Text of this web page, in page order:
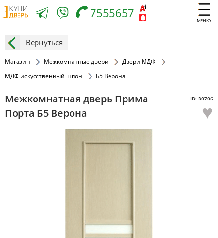
МЕНЮ
7555657
Вернуться
Магазин Межкомнатные двери
Двери МДФ
МДФ искусственный шпон
Б5 Верона
Межкомнатная дверь Прима
Порта Б5 Верона
ID: В0706
♥